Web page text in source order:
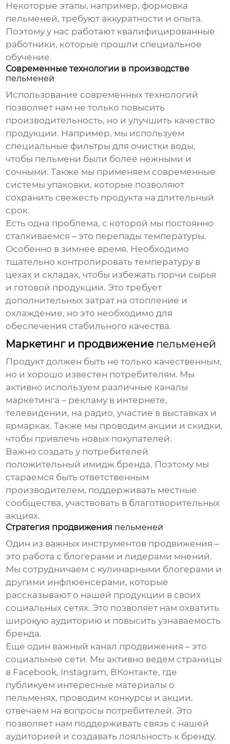
Некоторые этапы, например, формовка
пельменей, требуют аккуратности и опыта.
Поэтому у нас работают квалифицированные
работники, которые прошли специальное
обучение.
Современные технологии в производстве
пельменей
Использование современных технологий
позволяет нам не только повысить
производительность, но и улучшить качество
продукции. Например, мы используем
специальные фильтры для очистки воды,
чтобы пельмени были более нежными и
сочными. Также мы применяем современные
системы упаковки, которые позволяют
сохранить свежесть продукта на длительный
срок.
Есть одна проблема, с которой мы постоянно
сталкиваемся – это перепады температуры.
Особенно в зимнее время. Необходимо
тщательно контролировать температуру в
цехах и складах, чтобы избежать порчи сырья
и готовой продукции. Это требует
дополнительных затрат на отопление и
охлаждение, но это необходимо для
обеспечения стабильного качества.
Маркетинг и продвижение пельменей
Продукт должен быть не только качественным,
но и хорошо известен потребителям. Мы
активно используем различные каналы
маркетинга – рекламу в интернете,
телевидении, на радио, участие в выставках и
ярмарках. Также мы проводим акции и скидки,
чтобы привлечь новых покупателей.
Важно создать у потребителей
положительный имидж бренда. Поэтому мы
стараемся быть ответственным
производителем, поддерживать местные
сообщества, участвовать в благотворительных
акциях.
Стратегия продвижения пельменей
Один из важных инструментов продвижения –
это работа с блогерами и лидерами мнений.
Мы сотрудничаем с кулинарными блогерами и
другими инфлюенсерами, которые
рассказывают о нашей продукции в своих
социальных сетях. Это позволяет нам охватить
широкую аудиторию и повысить узнаваемость
бренда.
Еще один важный канал продвижения – это
социальные сети. Мы активно ведем страницы
в Facebook, Instagram, ВКонтакте, где
публикуем интересные материалы о
пельменях, проводим конкурсы и акции,
отвечаем на вопросы потребителей. Это
позволяет нам поддерживать связь с нашей
аудиторией и создавать лояльность к бренду.